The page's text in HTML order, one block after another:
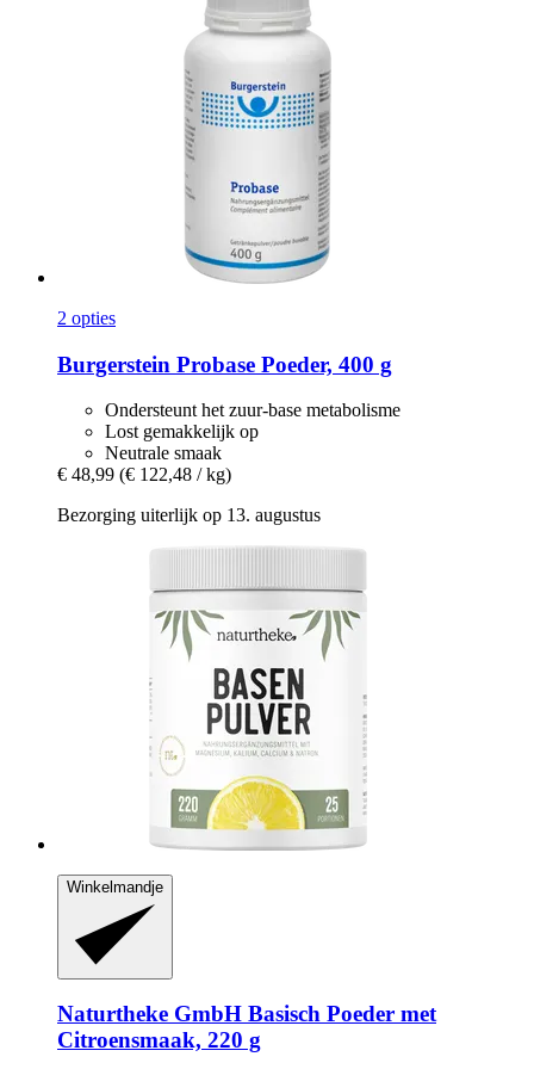
2 opties
Burgerstein Probase Poeder, 400 g
Ondersteunt het zuur-base metabolisme
Lost gemakkelijk op
Neutrale smaak
€ 48,99 (€ 122,48 / kg)
Bezorging uiterlijk op 13. augustus
Winkelmandje
Naturtheke GmbH Basisch Poeder met
Citroensmaak, 220 g